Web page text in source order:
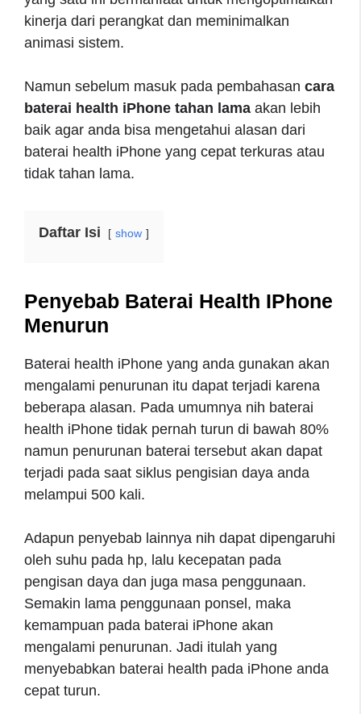
kinerja dari perangkat dan meminimalkan
animasi sistem.
Namun sebelum masuk pada pembahasan cara
baterai health iPhone tahan lama akan lebih
baik agar anda bisa mengetahui alasan dari
baterai health iPhone yang cepat terkuras atau
tidak tahan lama.
Daftar Isi show
Penyebab Baterai Health IPhone
Menurun
Baterai health iPhone yang anda gunakan akan
mengalami penurunan itu dapat terjadi karena
beberapa alasan. Pada umumnya nih baterai
health iPhone tidak pernah turun di bawah 80%
namun penurunan baterai tersebut akan dapat
terjadi pada saat siklus pengisian daya anda
melampui 500 kali.
Adapun penyebab lainnya nih dapat dipengaruhi
oleh suhu pada hp, lalu kecepatan pada
pengisan daya dan juga masa penggunaan.
Semakin lama penggunaan ponsel, maka
kemampuan pada baterai iPhone akan
mengalami penurunan. Jadi itulah yang
menyebabkan baterai health pada iPhone anda
cepat turun.